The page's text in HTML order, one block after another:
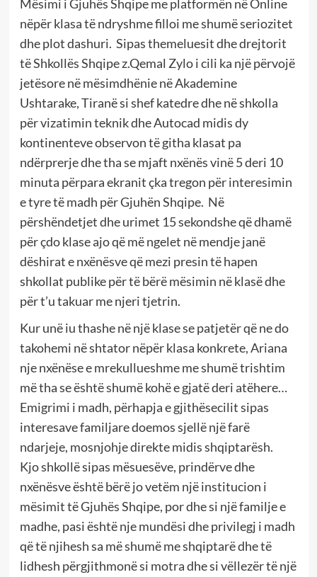
Mësimi i Gjuhës Shqipe me platformën në Online
nëpër klasa të ndryshme filloi me shumë seriozitet
dhe plot dashuri. Sipas themeluesit dhe drejtorit
të Shkollës Shqipe z.Qemal Zylo i cili ka një përvojë
jetësore në mësimdhënie në Akademine
Ushtarake, Tiranë si shef katedre dhe në shkolla
për vizatimin teknik dhe Autocad midis dy
kontinenteve observon të githa klasat pa
ndërprerje dhe tha se mjaft nxënës vinë 5 deri 10
minuta përpara ekranit çka tregon për interesimin
e tyre të madh për Gjuhën Shqipe. Në
përshëndetjet dhe urimet 15 sekondshe që dhamë
për çdo klase ajo që më ngelet në mendje janë
dëshirat e nxënësve që mezi presin të hapen
shkollat publike për të bërë mësimin në klasë dhe
për t’u takuar me njeri tjetrin.
Kur unë iu thashe në një klase se patjetër që ne do
takohemi në shtator nëpër klasa konkrete, Ariana
nje nxënëse e mrekullueshme me shumë trishtim
më tha se është shumë kohë e gjatë deri atëhere…
Emigrimi i madh, përhapja e gjithësecilit sipas
interesave familjare doemos sjellë një farë
ndarjeje, mosnjohje direkte midis shqiptarësh.
Kjo shkollë sipas mësuesëve, prindërve dhe
nxënësve është bërë jo vetëm një institucion i
mësimit të Gjuhës Shqipe, por dhe si një familje e
madhe, pasi është nje mundësi dhe privilegj i madh
që të njihesh sa më shumë me shqiptarë dhe të
lidhesh përgjithmonë si motra dhe si vëllezër të një